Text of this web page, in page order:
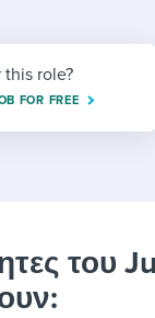
role?
FOR FREE
του